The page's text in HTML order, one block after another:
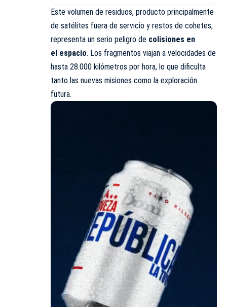
Este volumen de residuos, producto principalmente
de satélites fuera de servicio y restos de cohetes,
representa un serio peligro de colisiones en
el espacio. Los fragmentos viajan a velocidades de
hasta 28.000 kilómetros por hora, lo que dificulta
tanto las nuevas misiones como la exploración
futura.